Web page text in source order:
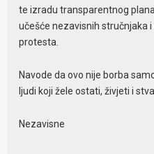
te izradu transparentnog
učešće nezavisnih stručnjaka
protesta.
Navode da ovo nije borba
ljudi koji žele ostati, živjeti i
Nezavisne